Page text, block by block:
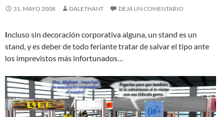
31. MAYO 2008 DALETHANT DEJA UN COMENTARIO
Incluso sin decoración corporativa alguna, un stand es un
stand, y es deber de todo feriante tratar de salvar el tipo ante
los imprevistos más infortunados…